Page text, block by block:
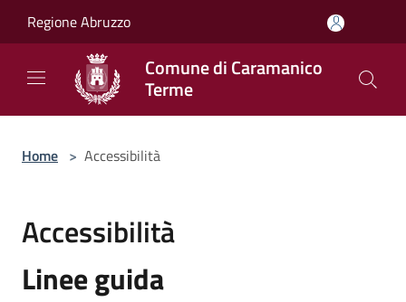
Regione Abruzzo
Comune di Caramanico
Terme
Home > Accessibilità
Accessibilità
Linee guida